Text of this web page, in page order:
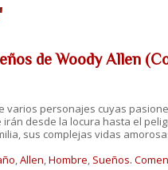
de Woody Allen
varios personajes cuyas
desde la locura hasta el
sus complejas vidas
,Allen,Hombre, Sueños.